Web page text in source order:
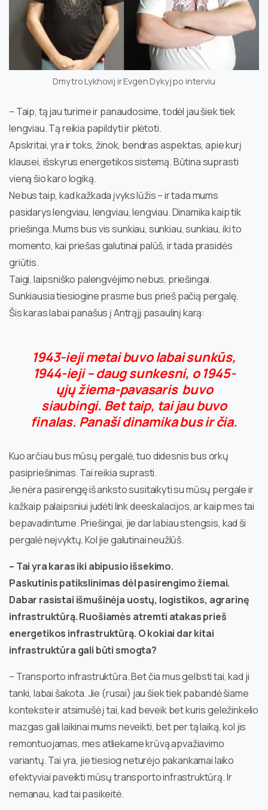
Dmytro Lykhovij ir Evgen Dykyj po interviu
– Taip, tą jau turime ir panaudosime, todėl jau šiek tiek
lengviau. Tą reikia papildyti ir plėtoti.
Apskritai, yra ir toks, žinok, bendras aspektas, apie kurį
klausei, išskyrus energetikos sistemą. Būtina suprasti
vieną šio karo logiką.
Nebus taip, kad kažkada įvyks lūžis – ir tada mums
pasidarys lengviau, lengviau, lengviau. Dinamika kaip tik
priešinga. Mums bus vis sunkiau, sunkiau, sunkiau, iki to
momento, kai priešas galutinai palūš, ir tada prasidės
griūtis.
Taigi, laipsniško palengvėjimo nebus, priešingai.
Sunkiausia tiesiogine prasme bus prieš pačią pergalę.
Šis karas labai panašus į Antrąjį pasaulinį karą:
1943-ieji metai buvo labai sunkūs,
1944-ieji – daug sunkesni, o 1945-
ųjų žiema-pavasaris buvo
siaubingi. Bet taip, tai jau buvo
finalas. Panaši dinamika bus ir čia.
Kuo arčiau bus mūsų pergalė, tuo didesnis bus orkų
pasipriešinimas. Tai reikia suprasti.
Jie nėra pasirengę iš anksto susitaikyti su mūsų pergale ir
kažkaip palaipsniui judėti link deeskalacijos, ar kaip mes tai
bepavadintume. Priešingai, jie dar labiau stengsis, kad ši
pergalė neįvyktų. Kol jie galutinai neužlūš.
– Tai yra karas iki abipusio išsekimo.
Paskutinis patikslinimas dėl pasirengimo žiemai.
Dabar rasistai išmušinėja uostų, logistikos, agrarinę
infrastruktūrą. Ruošiamės atremti atakas prieš
energetikos infrastruktūrą. O kokiai dar kitai
infrastruktūra gali būti smogta?
– Transporto infrastruktūra. Bet čia mus gelbsti tai, kad ji
tanki, labai šakota. Jie (rusai) jau šiek tiek pabandė šiame
kontekste ir atsimušė į tai, kad beveik bet kuris geležinkelio
mazgas gali laikinai mums neveikti, bet per tą laiką, kol jis
remontuojamas, mes atliekame krūvą apvažiavimo
variantų. Tai yra, jie tiesiog neturėjo pakankamai laiko
efektyviai paveikti mūsų transporto infrastruktūrą. Ir
nemanau, kad tai pasikeitė.